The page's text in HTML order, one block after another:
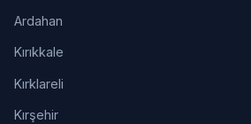
Ardahan
Kırıkkale
Kırklareli
Kırşehir